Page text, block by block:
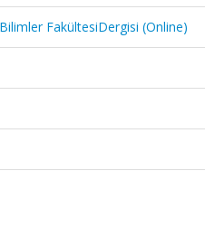
FakültesiDergisi (Online)